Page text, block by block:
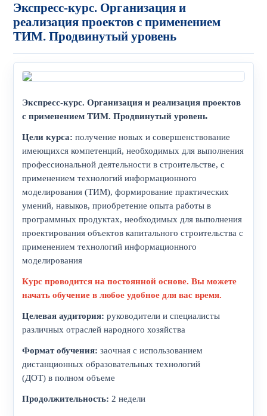
Экспресс-курс. Организация и
реализация проектов с применением
ТИМ. Продвинутый уровень
Экспресс-курс. Организация и реализация проектов
с применением ТИМ. Продвинутый уровень
Цели курса: получение новых и совершенствование
имеющихся компетенций, необходимых для выполнения
профессиональной деятельности в строительстве, с
применением технологий информационного
моделирования (ТИМ), формирование практических
умений, навыков, приобретение опыта работы в
программных продуктах, необходимых для выполнения
проектирования объектов капитального строительства с
применением технологий информационного
моделирования
Курс проводится на постоянной основе. Вы можете
начать обучение в любое удобное для вас время.
Целевая аудитория: руководители и специалисты
различных отраслей народного хозяйства
Формат обучения: заочная с использованием
дистанционных образовательных технологий
(ДОТ) в полном объеме
Продолжительность: 2 недели